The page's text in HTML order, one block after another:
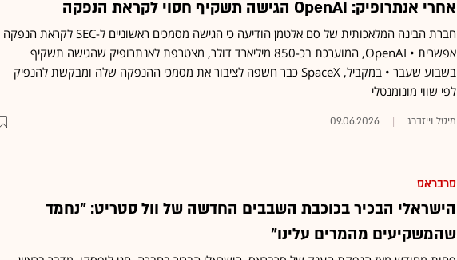
אחרי אנתרופיק: OpenAI הגישה תשקיף חסוי לקראת הנפקה
חברת הבינה המלאכותית של סם אלטמן הודיעה כי הגישה מסמכים ראשוניים ל-SEC לקראת הנפקה
אפשרית • OpenAI, המוערכת בכ-850 מיליארד דולר, מצטרפת לאנתרופיק שהגישה תשקיף
בשבוע שעבר • במקביל, SpaceX כבר חשפה לציבור את מסמכי ההנפקה שלה ומבקשת להנפיק
לפי שווי מונומנטלי
מיטל וייזברג 09.06.2026
סרבראס
הישראלי הבכיר בכוכבת השבבים החדשה של וול סטריט: "נחמד
שהמשקיעים מהמרים עלינו"